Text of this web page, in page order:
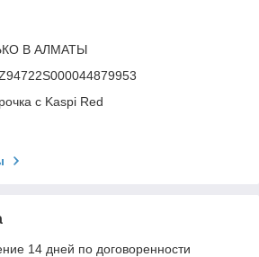
В АЛМАТЫ
с Kaspi Red
14 дней по договоренности